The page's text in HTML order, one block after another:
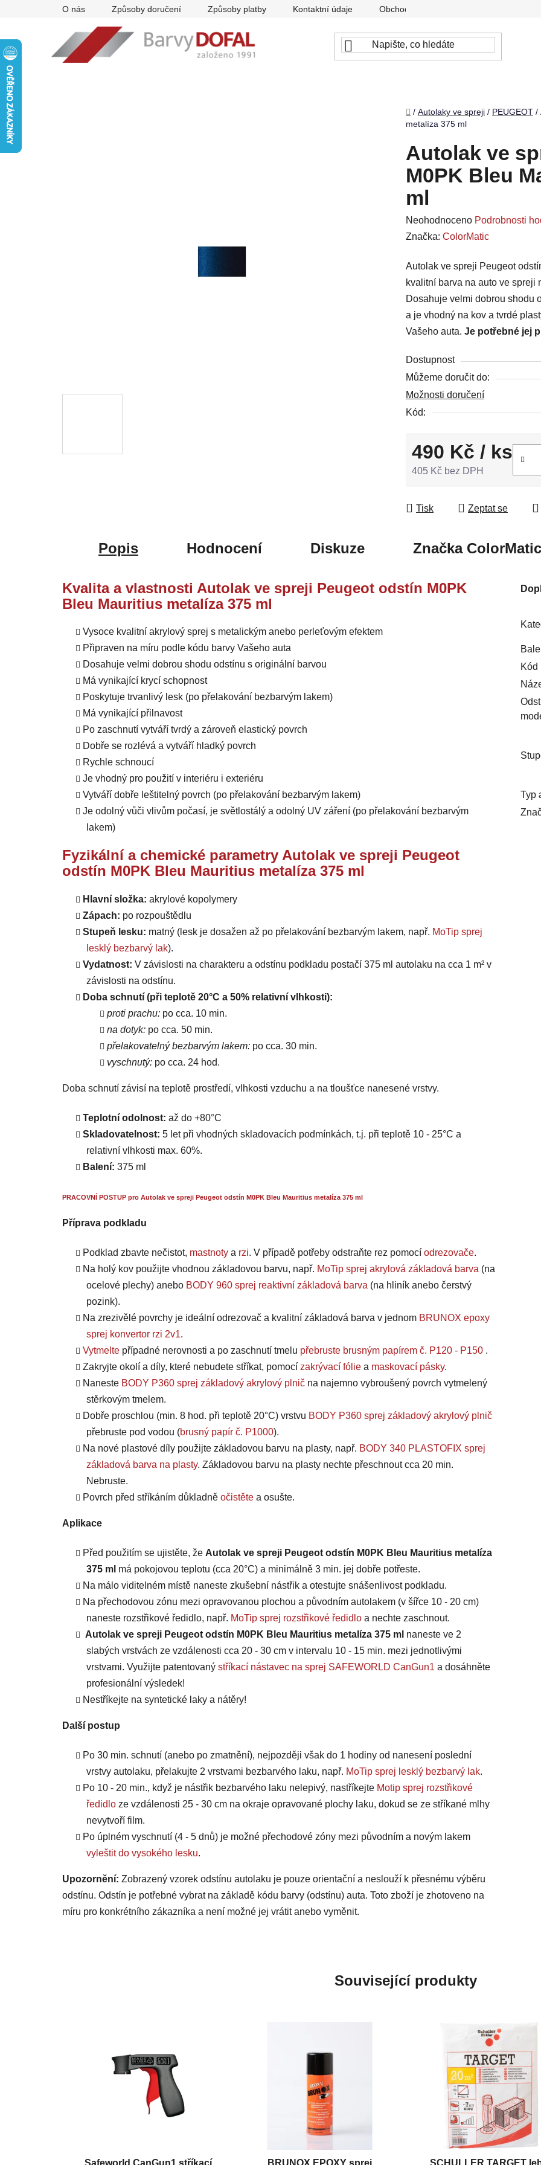
O nás Způsoby doručení Způsoby platby Kontaktní údaje Obchodní podmínky
Domů
/ Autolaky ve spreji / PEUGEOT /
metalíza 375 ml
Autolak ve
M0PK Bleu
ml
Průměrné
hodnocení
je
0,0
z
5
hvězdiček.
Neohodnoceno Podrobnosti
Značka: ColorMatic
Autolak ve spreji Peugeot
kvalitní barva na auto ve spreji
Dosahuje velmi dobrou shodu
a je vhodný na kov a tvrdé
Vašeho auta. Je potřebné jej
Dostupnost
Můžeme doručit do:
Možnosti doručení
Kód:
490 Kč / ks
405 Kč bez DPH
Tisk Zeptat se
Popis Hodnocení Diskuze ZnačkaColorMatic
Kvalita a vlastnosti Autolak ve spreji Peugeot odstín M0PK
Bleu Mauritius metalíza 375 ml
Vysoce kvalitní akrylový sprej s metalickým anebo perleťovým efektem
Připraven na míru podle kódu barvy Vašeho auta
Dosahuje velmi dobrou shodu odstínu s originální barvou
Má vynikající krycí schopnost
Poskytuje trvanlivý lesk (po přelakování bezbarvým lakem)
Má vynikající přilnavost
Po zaschnutí vytváří tvrdý a zároveň elastický povrch
Dobře se rozlévá a vytváří hladký povrch
Rychle schnoucí
Je vhodný pro použití v interiéru i exteriéru
Vytváří dobře leštitelný povrch (po přelakování bezbarvým lakem)
Je odolný vůči vlivům počasí, je světlostálý a odolný UV záření (po přelakování bezbarvým
lakem)
Fyzikální a chemické parametry Autolak ve spreji Peugeot
odstín M0PK Bleu Mauritius metalíza 375 ml
Hlavní složka: akrylové kopolymery
Zápach: po rozpouštědlu
Stupeň lesku: matný (lesk je dosažen až po přelakování bezbarvým lakem, např. MoTip sprej
lesklý bezbarvý lak).
Vydatnost: V závislosti na charakteru a odstínu podkladu postačí 375 ml autolaku na cca 1 m² v
závislosti na odstínu.
Doba schnutí (při teplotě 20°C a 50% relativní vlhkosti):
proti prachu: po cca. 10 min.
na dotyk: po cca. 50 min.
přelakovatelný bezbarvým lakem: po cca. 30 min.
vyschnutý: po cca. 24 hod.
Doba schnutí závisí na teplotě prostředí, vlhkosti vzduchu a na tloušťce nanesené vrstvy.
Teplotní odolnost: až do +80°C
Skladovatelnost: 5 let při vhodných skladovacích podmínkách, t.j. při teplotě 10 - 25°C a
relativní vlhkosti max. 60%.
Balení: 375 ml
PRACOVNÍ POSTUP pro Autolak ve spreji Peugeot odstín M0PK Bleu Mauritius metalíza 375 ml
Příprava podkladu
Podklad zbavte nečistot, mastnoty a rzi. V případě potřeby odstraňte rez pomocí odrezovače.
Na holý kov použijte vhodnou základovou barvu, např. MoTip sprej akrylová základová barva (na
ocelové plechy) anebo BODY 960 sprej reaktivní základová barva (na hliník anebo čerstvý
pozink).
Na zrezivělé povrchy je ideální odrezovač a kvalitní základová barva v jednom BRUNOX epoxy
sprej konvertor rzi 2v1.
Vytmelte případné nerovnosti a po zaschnutí tmelu přebruste brusným papírem č. P120 - P150 .
Zakryjte okolí a díly, které nebudete stříkat, pomocí zakrývací fólie a maskovací pásky.
Naneste BODY P360 sprej základový akrylový plnič na najemno vybroušený povrch vytmelený
stěrkovým tmelem.
Dobře proschlou (min. 8 hod. při teplotě 20°C) vrstvu BODY P360 sprej základový akrylový plnič
přebruste pod vodou (brusný papír č. P1000).
Na nové plastové díly použijte základovou barvu na plasty, např. BODY 340 PLASTOFIX sprej
základová barva na plasty. Základovou barvu na plasty nechte přeschnout cca 20 min.
Nebruste.
Povrch před stříkáním důkladně očistěte a osušte.
Aplikace
Před použitím se ujistěte, že Autolak ve spreji Peugeot odstín M0PK Bleu Mauritius metalíza
375 ml má pokojovou teplotu (cca 20°C) a minimálně 3 min. jej dobře potřeste.
Na málo viditelném místě naneste zkušební nástřik a otestujte snášenlivost podkladu.
Na přechodovou zónu mezi opravovanou plochou a původním autolakem (v šířce 10 - 20 cm)
naneste rozstřikové ředidlo, např. MoTip sprej rozstřikové ředidlo a nechte zaschnout.
Autolak ve spreji Peugeot odstín M0PK Bleu Mauritius metalíza 375 ml naneste ve 2
slabých vrstvách ze vzdálenosti cca 20 - 30 cm v intervalu 10 - 15 min. mezi jednotlivými
vrstvami. Využijte patentovaný stříkací nástavec na sprej SAFEWORLD CanGun1 a dosáhněte
profesionální výsledek!
Nestříkejte na syntetické laky a nátěry!
Další postup
Po 30 min. schnutí (anebo po zmatnění), nejpozději však do 1 hodiny od nanesení poslední
vrstvy autolaku, přelakujte 2 vrstvami bezbarvého laku, např. MoTip sprej lesklý bezbarvý lak.
Po 10 - 20 min., když je nástřik bezbarvého laku nelepivý, nastříkejte Motip sprej rozstřikové
ředidlo ze vzdálenosti 25 - 30 cm na okraje opravované plochy laku, dokud se ze stříkané mlhy
nevytvoří film.
Po úplném vyschnutí (4 - 5 dnů) je možné přechodové zóny mezi původním a novým lakem
vyleštit do vysokého lesku.
Upozornění: Zobrazený vzorek odstínu autolaku je pouze orientační a neslouží k přesnému výběru
odstínu. Odstín je potřebné vybrat na základě kódu barvy (odstínu) auta. Toto zboží je zhotoveno na
míru pro konkrétního zákazníka a není možné jej vrátit anebo vyměnit.
Kód
Typ
Související produkty